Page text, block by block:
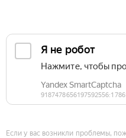
Если у вас возникли проблемы,